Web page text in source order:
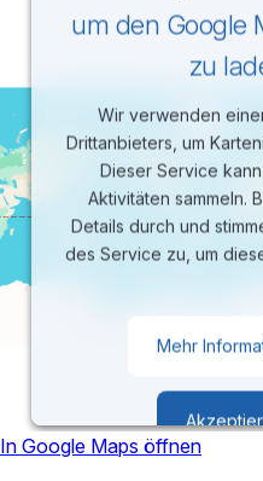
um den Google
zu
Wir verwenden
Drittanbieters, um
Dieser Service
Aktivitäten sammeln.
Details durch und
des Service zu, um
Mehr
In Google Maps öffnen